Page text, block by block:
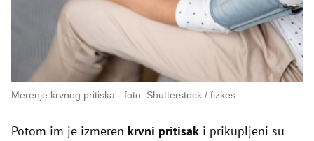
Merenje krvnog pritiska foto: Shutterstock / fizkes
Potom im je izmeren krvni pritisak i prikupljeni su